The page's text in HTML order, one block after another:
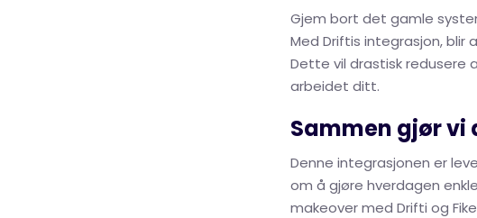
Gjem bort det gamle
Med Driftis integrasjon,
Dette vil drastisk redusere
arbeidet ditt.
Sammen gjør vi
Denne integrasjonen er
om å gjøre hverdagen
makeover med Drifti og